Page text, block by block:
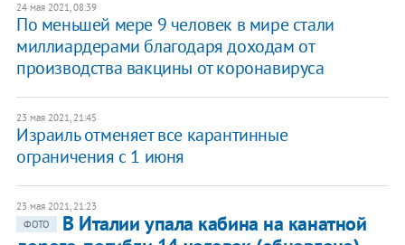
24 мая 2021, 08:39
По меньшей мере 9 человек в мире стали
миллиардерами благодаря доходам от
производства вакцины от коронавируса
23 мая 2021, 21:45
Израиль отменяет все карантинные
ограничения с 1 июня
23 мая 2021, 21:23
ФОТО
В Италии упала кабина на канатной